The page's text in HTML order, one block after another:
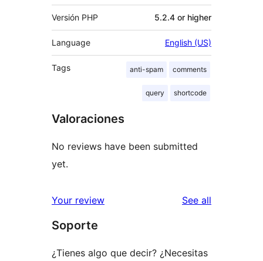
Versión PHP 5.2.4 or higher
Language English (US)
Tags anti-spam comments
query shortcode
Valoraciones
No reviews have been submitted
yet.
Your review See all
Soporte
¿Tienes algo que decir? ¿Necesitas